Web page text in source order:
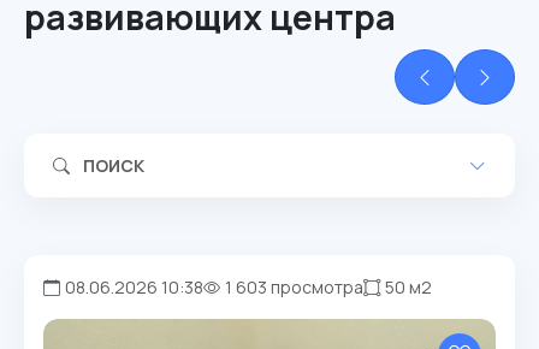
развивающих центра
ПОИСК
08.06.2026 10:38 1 603 просмотра 50 м2